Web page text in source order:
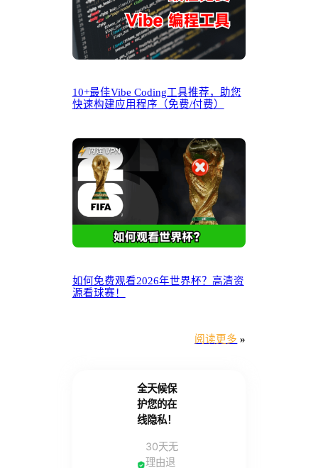
10+最佳Vibe Coding工具推荐，助您
快速构建应用程序（免费/付费）
如何免费观看2026年世界杯？高清资
源看球赛！
阅读更多 »
全天候保
护您的在
线隐私！
30天无
理由退